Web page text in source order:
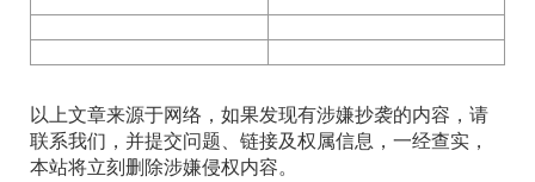
以上文章来源于网络，如果发现有涉嫌抄袭的内容，请
联系我们，并提交问题、链接及权属信息，一经查实，
本站将立刻删除涉嫌侵权内容。